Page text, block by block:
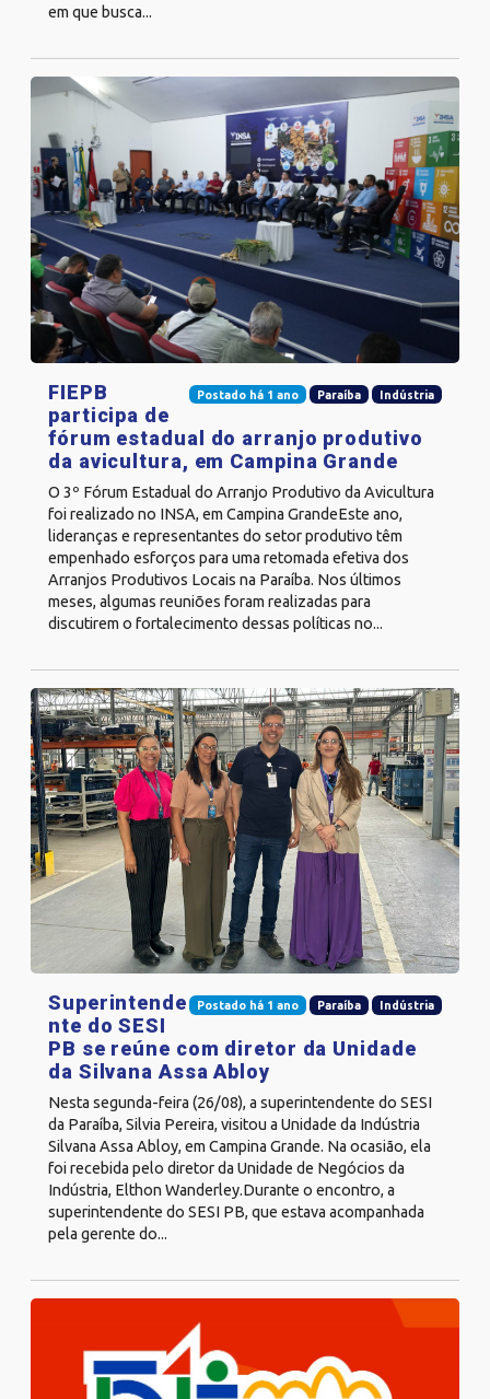
em que busca...
Postado há 1 ano Paraíba Indústria
FIEPB
participa de
fórum estadual do arranjo produtivo
da avicultura, em Campina Grande
O 3º Fórum Estadual do Arranjo Produtivo da Avicultura
foi realizado no INSA, em Campina GrandeEste ano,
lideranças e representantes do setor produtivo têm
empenhado esforços para uma retomada efetiva dos
Arranjos Produtivos Locais na Paraíba. Nos últimos
meses, algumas reuniões foram realizadas para
discutirem o fortalecimento dessas políticas no...
Postado há 1 ano Paraíba Indústria
Superintende
nte do SESI
PB se reúne com diretor da Unidade
da Silvana Assa Abloy
Nesta segunda-feira (26/08), a superintendente do SESI
da Paraíba, Silvia Pereira, visitou a Unidade da Indústria
Silvana Assa Abloy, em Campina Grande. Na ocasião, ela
foi recebida pelo diretor da Unidade de Negócios da
Indústria, Elthon Wanderley.Durante o encontro, a
superintendente do SESI PB, que estava acompanhada
pela gerente do...